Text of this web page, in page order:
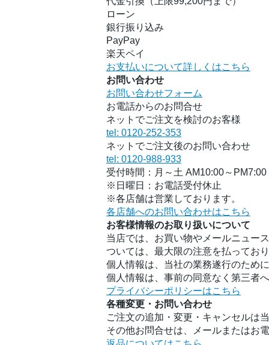
ローン
銀行振り込み
PayPay
楽天ペイ
お支払いについて詳しくはこちら
お問い合わせ
お問い合わせフォーム
お電話からのお問合せ
ネットでご注文を検討のお客様
tel: 0120-252-353
ネットでご注文後のお問い合わせ
tel: 0120-988-933
受付時間：月～土 AM10:00～PM7:00
※日曜日：お電話受付休止
※各店舗は営業しております。
各店舗へのお問い合わせはこちら
お客様情報のお取り扱いについて
当店では、お買い物やメールニュー
ついては、最大限の注意を払ってお
個人情報は、当社の業務遂行のため
個人情報は、事前の同意なく第三者
プライバシーポリシーはこちら
各種変更・お問い合わせ
ご注文の追加・変更・キャンセルは
その他お問合せは、メールまたはお